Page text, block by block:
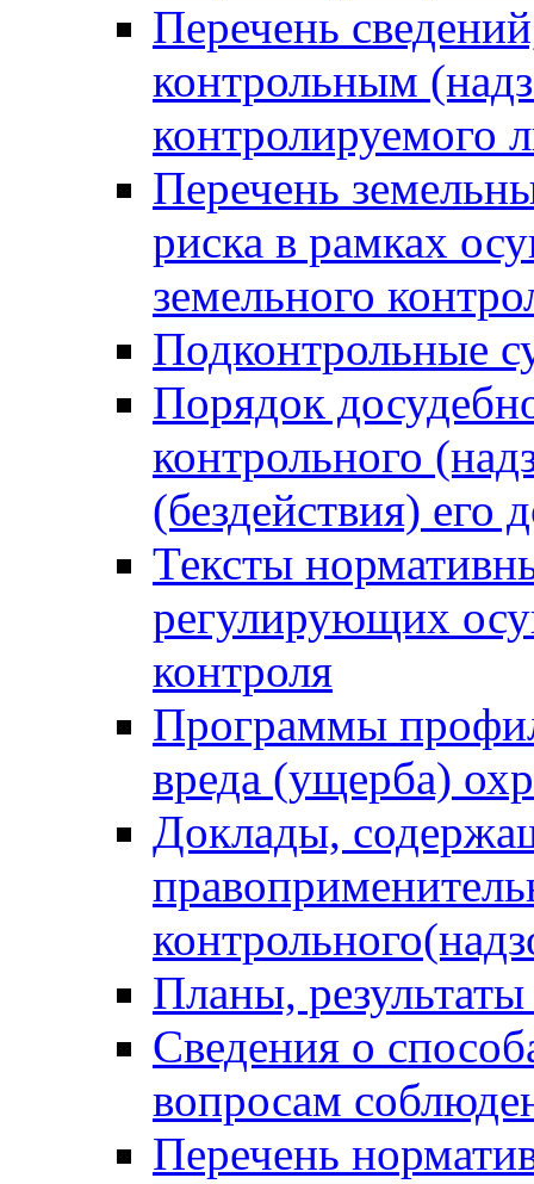
Перечень
контрольным
контролируемого
Перечень
риска в рамках
земельного
Подконтрольные
Порядок
контрольного
(бездействия)
Тексты
регулирующих
контроля
Программы
вреда (ущерба)
Доклады,
Планы,
Сведения о
вопросам
Перечень